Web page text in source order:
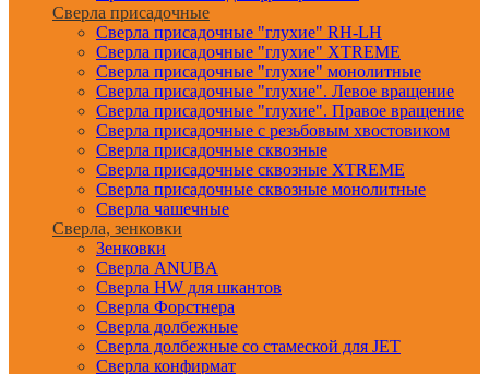
Сверла присадочные
Сверла присадочные "глухие" RH-LH
Сверла присадочные "глухие" XTREME
Сверла присадочные "глухие" монолитные
Сверла присадочные "глухие". Левое вращение
Сверла присадочные "глухие". Правое вращение
Сверла присадочные с резьбовым хвостовиком
Сверла присадочные сквозные
Сверла присадочные сквозные XTREME
Сверла присадочные сквозные монолитные
Сверла чашечные
Сверла, зенковки
Зенковки
Сверла ANUBA
Сверла HW для шкантов
Сверла Форстнера
Сверла долбежные
Сверла долбежные со стамеской для JET
Сверла конфирмат